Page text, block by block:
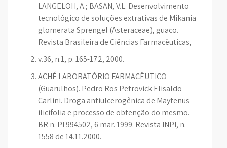
LANGELOH, A.; BASAN, V.L. Desenvolvimento
tecnológico de soluções extrativas de Mikania
glomerata Sprengel (Asteraceae), guaco.
Revista Brasileira de Ciências Farmacêuticas,
v.36, n.1, p. 165-172, 2000.
ACHÉ LABORATÓRIO FARMACÊUTICO
(Guarulhos). Pedro Ros Petrovick Elisaldo
Carlini. Droga antiulcerogênica de Maytenus
ilicifolia e processo de obtenção do mesmo.
BR n. PI 994502, 6 mar. 1999. Revista INPI, n.
1558 de 14.11.2000.